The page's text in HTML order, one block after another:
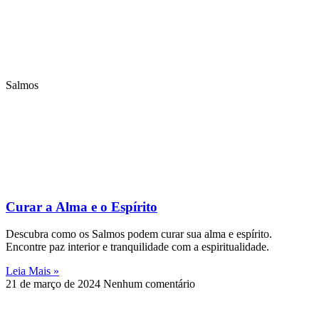
Salmos
Curar a Alma e o Espírito
Descubra como os Salmos podem curar sua alma e espírito.
Encontre paz interior e tranquilidade com a espiritualidade.
Leia Mais »
21 de março de 2024 Nenhum comentário